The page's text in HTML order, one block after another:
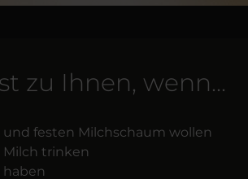
zu Ihnen, wenn...
festen Milchschaum wollen
Milch trinken